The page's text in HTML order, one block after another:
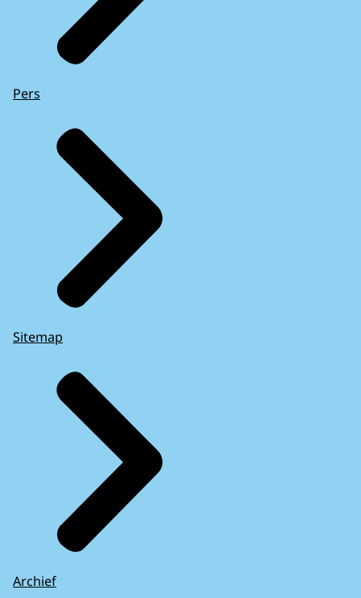
Pers
Sitemap
Archief